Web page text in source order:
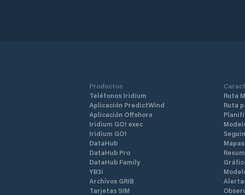
Productos
Teléfonos Iridium
Aplicación PredictWind
Aplicación Offshore
Iridium GO! exec
Iridium GO!
DataHub
DataHub Pro
DataHub Family
YB3i
Archivos GRIB
Tarjetas SIM
Ruta
Ruta
Mapas